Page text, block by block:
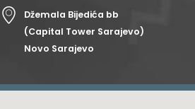
Džemala Bijedića bb
(Capital Tower Sarajevo)
Novo Sarajevo